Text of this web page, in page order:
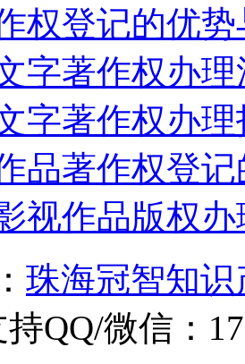
权登记的优
字著作权办
字著作权办理
品著作权登
视作品版权
珠海冠智知
QQ/微信：